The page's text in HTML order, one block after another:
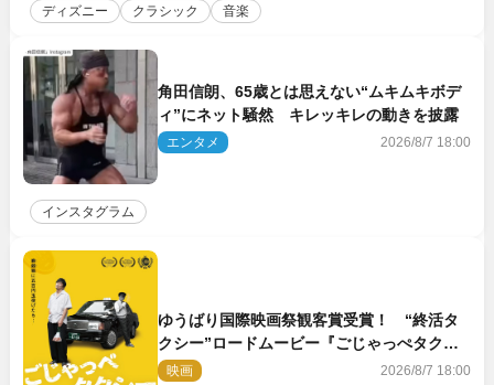
ディズニー クラシック 音楽
角田信朗、65歳とは思えない“ムキムキボデ
ィ”にネット騒然 キレッキレの動きを披露
エンタメ 2026/8/7 18:00
インスタグラム
ゆうばり国際映画祭観客賞受賞！ “終活タ
クシー”ロードムービー『ごじゃっぺタクシ
ー』10月公開＆予告解禁
映画 2026/8/7 18:00